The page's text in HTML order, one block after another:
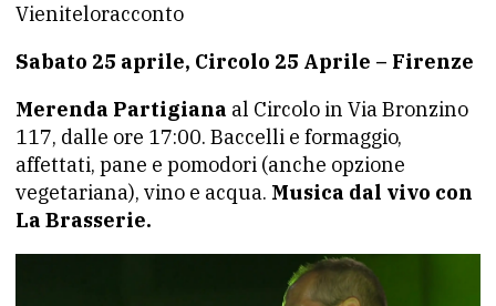
Vieniteloracconto
Sabato 25 aprile, Circolo 25 Aprile – Firenze
Merenda Partigiana al Circolo in Via Bronzino
117, dalle ore 17:00. Baccelli e formaggio,
affettati, pane e pomodori (anche opzione
vegetariana), vino e acqua. Musica dal vivo con
La Brasserie.